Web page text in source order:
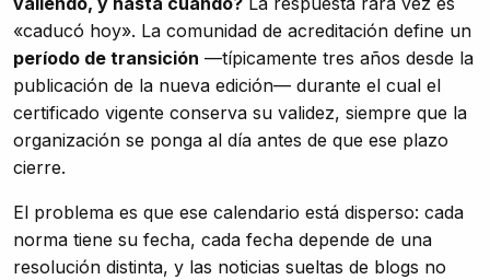
«caducó hoy». La comunidad de acreditación define un
período de transición —típicamente tres años desde la
publicación de la nueva edición— durante el cual el
certificado vigente conserva su validez, siempre que la
organización se ponga al día antes de que ese plazo
cierre.
El problema es que ese calendario está disperso: cada
norma tiene su fecha, cada fecha depende de una
resolución distinta, y las noticias sueltas de blogs no